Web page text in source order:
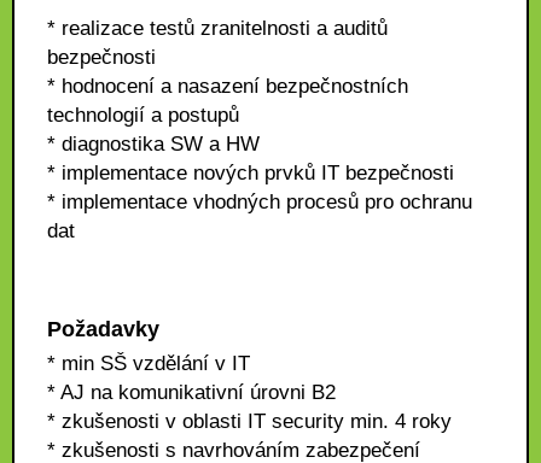
* realizace testů zranitelnosti a auditů
bezpečnosti
* hodnocení a nasazení bezpečnostních
technologií a postupů
* diagnostika SW a HW
* implementace nových prvků IT bezpečnosti
* implementace vhodných procesů pro ochranu
dat
Požadavky
* min SŠ vzdělání v IT
* AJ na komunikativní úrovni B2
* zkušenosti v oblasti IT security min. 4 roky
* zkušenosti s navrhováním zabezpečení